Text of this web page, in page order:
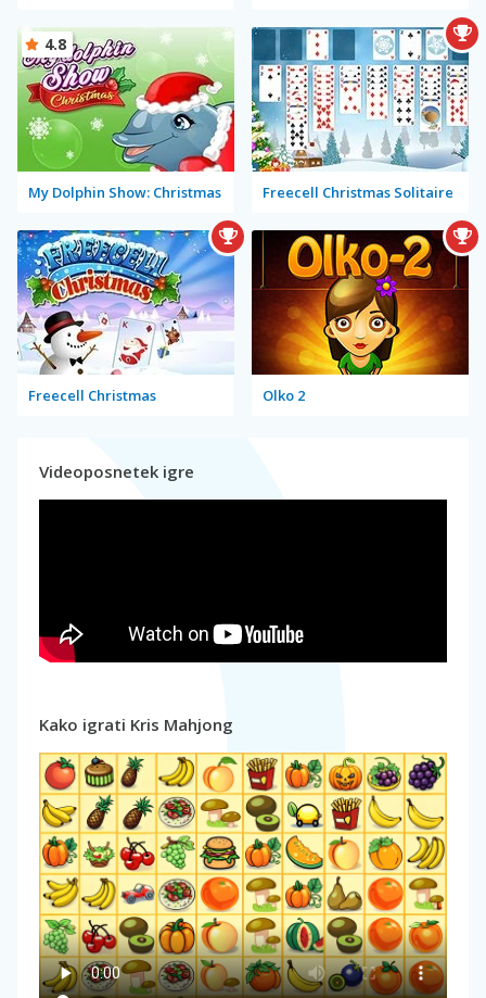
My Dolphin Show: Christmas
4.8
Freecell Christmas Solitaire
Freecell Christmas Olko 2
Videoposnetek igre
Kako igrati Kris Mahjong